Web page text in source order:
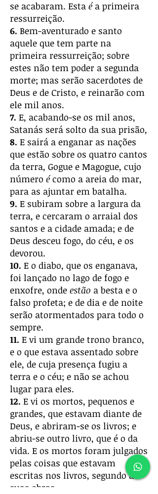
se acabaram. Esta éa primeira
ressurreição.
6. Bem-aventurado e santo
aquele que tem parte na
primeira ressurreição; sobre
estes não tem poder a segunda
morte; mas serão sacerdotes de
Deus e de Cristo, e reinarão com
ele mil anos.
7. E, acabando-se os mil anos,
Satanás será solto da sua prisão,
8. E sairá a enganar as nações
que estão sobre os quatro cantos
da terra, Gogue e Magogue, cujo
número écomo a areia do mar,
para as ajuntar em batalha.
9. E subiram sobre a largura da
terra, e cercaram o arraial dos
santos e a cidade amada; e de
Deus desceu fogo, do céu, e os
devorou.
10. E o diabo, que os enganava,
foi lançado no lago de fogo e
enxofre, onde estão a besta e o
falso profeta; e de dia e de noite
serão atormentados para todo o
sempre.
11. E vi um grande trono branco,
e o que estava assentado sobre
ele, de cuja presença fugiu a
terra e o céu; e não se achou
lugar para eles.
12. E vi os mortos, pequenos e
grandes, que estavam diante de
Deus, e abriram-se os livros; e
abriu-se outro livro, que é o da
vida. E os mortos foram julgados
pelas coisas que estavam
escritas nos livros, segundo as
suas obras.